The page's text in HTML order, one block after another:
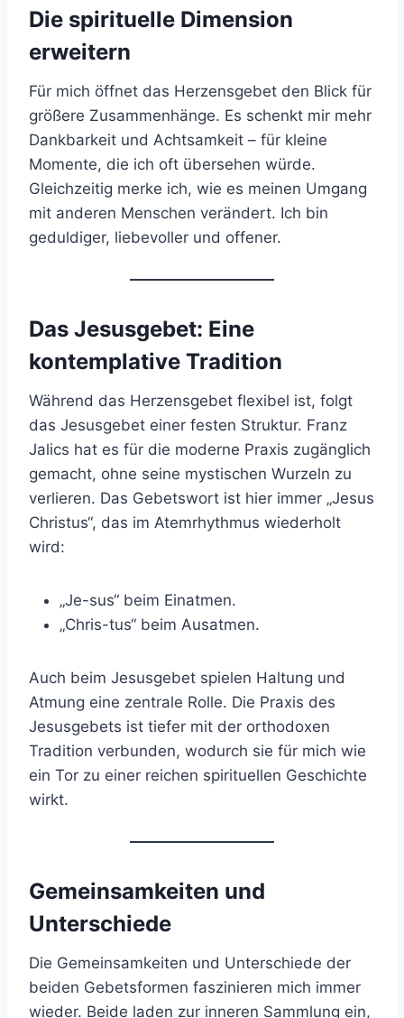
Die spirituelle Dimension
erweitern
Für mich öffnet das Herzensgebet den Blick für
größere Zusammenhänge. Es schenkt mir mehr
Dankbarkeit und Achtsamkeit – für kleine
Momente, die ich oft übersehen würde.
Gleichzeitig merke ich, wie es meinen Umgang
mit anderen Menschen verändert. Ich bin
geduldiger, liebevoller und offener.
Das Jesusgebet: Eine
kontemplative Tradition
Während das Herzensgebet flexibel ist, folgt
das Jesusgebet einer festen Struktur. Franz
Jalics hat es für die moderne Praxis zugänglich
gemacht, ohne seine mystischen Wurzeln zu
verlieren. Das Gebetswort ist hier immer „Jesus
Christus“, das im Atemrhythmus wiederholt
wird:
„Je-sus“ beim Einatmen.
„Chris-tus“ beim Ausatmen.
Auch beim Jesusgebet spielen Haltung und
Atmung eine zentrale Rolle. Die Praxis des
Jesusgebets ist tiefer mit der orthodoxen
Tradition verbunden, wodurch sie für mich wie
ein Tor zu einer reichen spirituellen Geschichte
wirkt.
Gemeinsamkeiten und
Unterschiede
Die Gemeinsamkeiten und Unterschiede der
beiden Gebetsformen faszinieren mich immer
wieder. Beide laden zur inneren Sammlung ein,